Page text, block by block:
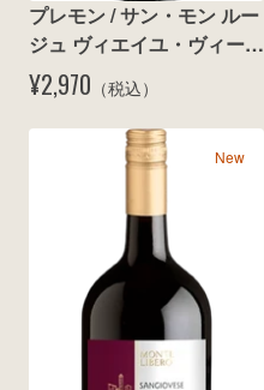
プレモン / サン・モン ルー
ジュ ヴィエイユ・ヴィーニ
ュ 2020
¥2,970 （税込）
New